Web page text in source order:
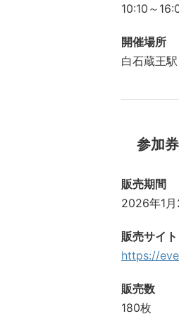
10:10～
開催場所
白石蔵王
参加
販売期間
2026年1
販売サイト
https://
販売数
180枚